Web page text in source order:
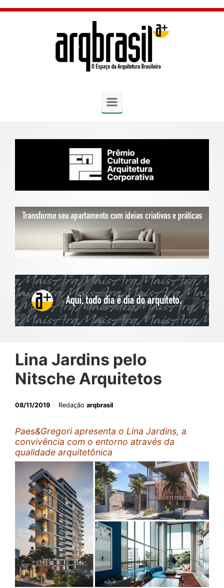
Skip to main content
Lina Jardins pelo
Nitsche Arquitetos
08/11/2019 Redação arqbrasil
Paes&Gregori apresenta o Lina Jardins, a
convivência com o entorno através da
qualidade arquitetônica